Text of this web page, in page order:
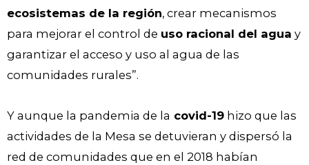
ecosistemas de la región, crear mecanismos
para mejorar el control de uso racional del agua y
garantizar el acceso y uso al agua de las
comunidades rurales”.
Y aunque la pandemia de la covid-19 hizo que las
actividades de la Mesa se detuvieran y dispersó la
red de comunidades que en el 2018 habían